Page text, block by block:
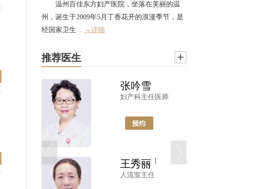
温州百佳东方妇产医院，坐落在美丽的温
州，诞生于2009年5月丁香花开的浪漫季节，是
经国家卫生 .. →详细
推荐医生
张吟雪
妇产科主任医师
[
王秀丽
人流室主任